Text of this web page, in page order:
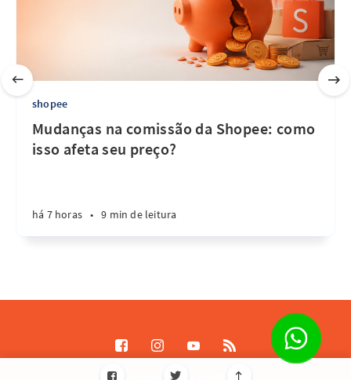
shopee
Mudanças na comissão da Shopee: como
isso afeta seu preço?
há 7 horas • 9 min de leitura